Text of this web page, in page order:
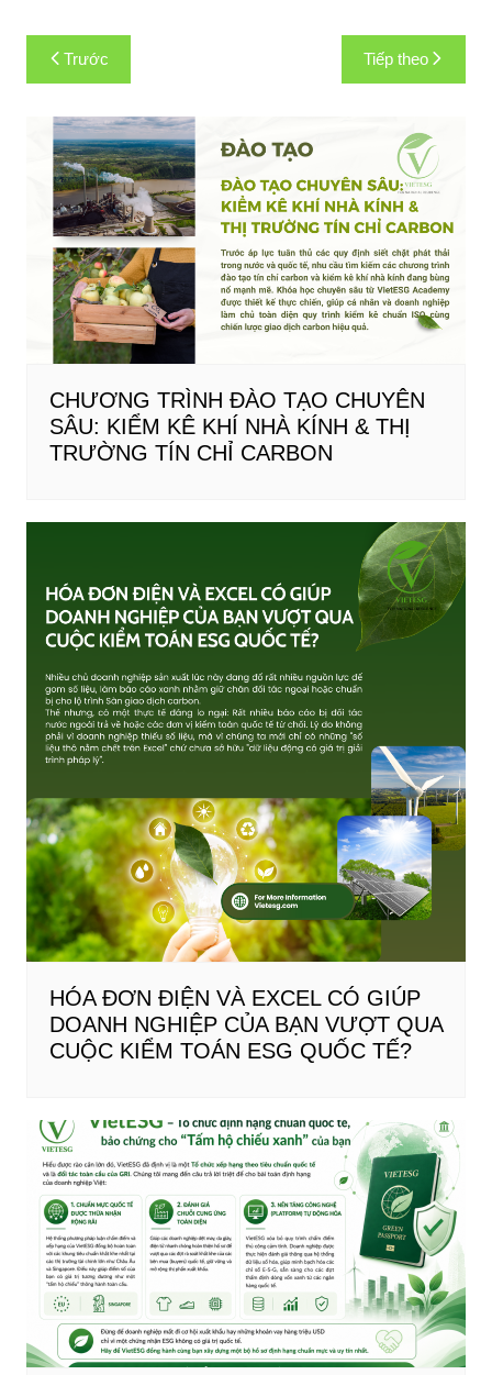
Điều
hướng
bài
viết
Trước Tiếp theo
CHƯƠNG TRÌNH ĐÀO TẠO CHUYÊN
SÂU: KIỂM KÊ KHÍ NHÀ KÍNH & THỊ
TRƯỜNG TÍN CHỈ CARBON
HÓA ĐƠN ĐIỆN VÀ EXCEL CÓ GIÚP
DOANH NGHIỆP CỦA BẠN VƯỢT QUA
CUỘC KIỂM TOÁN ESG QUỐC TẾ?